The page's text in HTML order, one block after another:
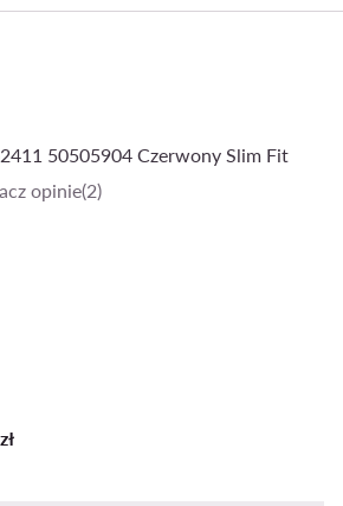
50505904 Czerwony Slim Fit
od 1 do 5
opinie(2)
zł